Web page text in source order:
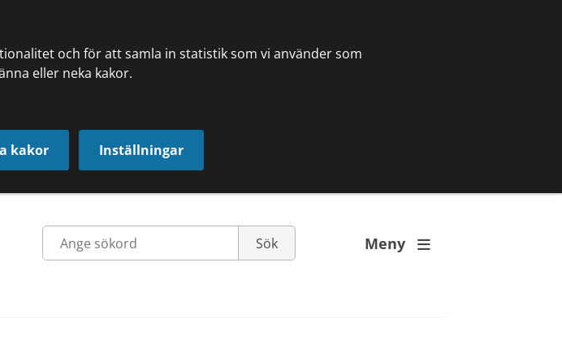
och för att samla in statistik som vi använder som
eller neka kakor.
kakor Inställningar
Meny 